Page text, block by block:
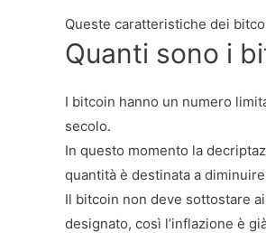
Queste caratteristiche dei
Quanti sono i
I bitcoin hanno un numero
secolo.
In questo momento la
quantità è destinata a
Il bitcoin non deve sottostare
designato, così l’inflazione è